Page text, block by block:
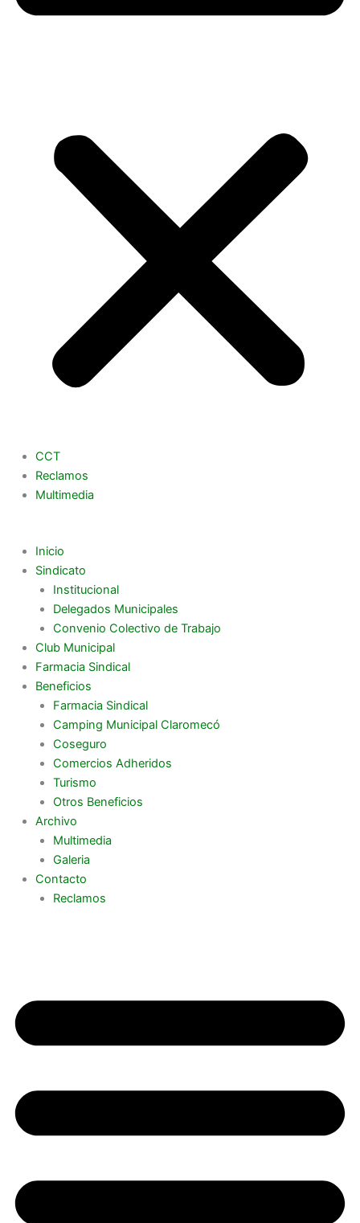
CCT
Reclamos
Multimedia
Inicio
Sindicato
Institucional
Delegados Municipales
Convenio Colectivo de Trabajo
Club Municipal
Farmacia Sindical
Beneficios
Farmacia Sindical
Camping Municipal Claromecó
Coseguro
Comercios Adheridos
Turismo
Otros Beneficios
Archivo
Multimedia
Galeria
Contacto
Reclamos